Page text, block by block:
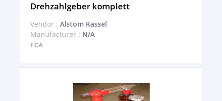
Drehzahlgeber komplett
Vendor : Alstom Kassel
Manufacturer : N/A
FCA